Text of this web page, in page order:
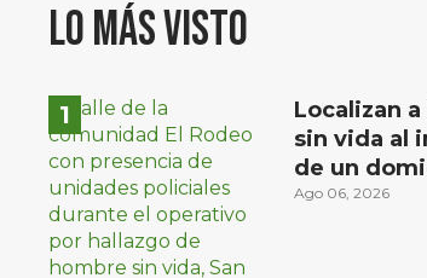
Lo más visto
Localizan
sin vida al
de un
la
Ago 06, 2026